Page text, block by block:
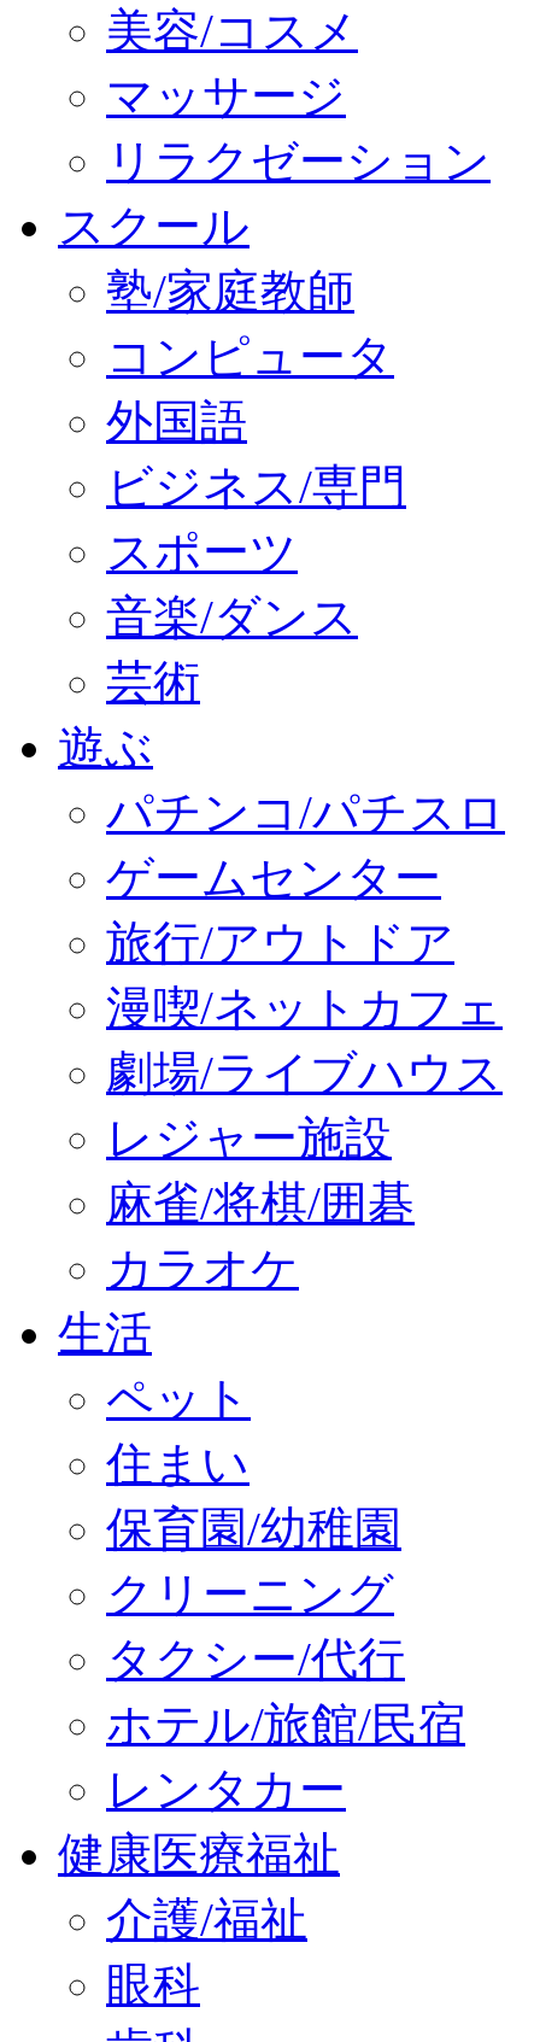
美容/コスメ
マッサージ
リラクゼーション
スクール
塾/家庭教師
コンピュータ
外国語
ビジネス/専門
スポーツ
音楽/ダンス
芸術
遊ぶ
パチンコ/パチスロ
ゲームセンター
旅行/アウトドア
漫喫/ネットカフェ
劇場/ライブハウス
レジャー施設
麻雀/将棋/囲碁
カラオケ
生活
ペット
住まい
保育園/幼稚園
クリーニング
タクシー/代行
ホテル/旅館/民宿
レンタカー
健康医療福祉
介護/福祉
眼科